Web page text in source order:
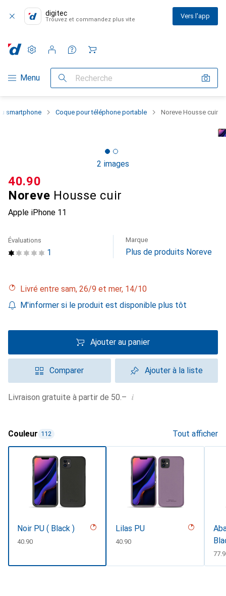
digitec
Trouvez et commandez plus vite Vers l'app
Navigation par catégorie
Menu Recherche
Paramètres
Compte client
Listes de comparaison
Listes d'envies
Panier
smartphone Coque pour téléphone portable Noreve Housse cuir
2 images
Noreve Housse cuir
Apple iPhone 11
CHF
40.90
1
Évaluations Marque
Plus de produits Noreve
Livré entre sam, 26/9 et mer, 14/10
M'informer si le produit est disponible plus tôt
Ajouter au panier
Comparer Ajouter à la liste
Livraison gratuite à partir de 50.– i
Couleur 112 Tout afficher
Noir PU ( Black )
CHF
40.90
Lilas PU
CHF
40.90
CHF